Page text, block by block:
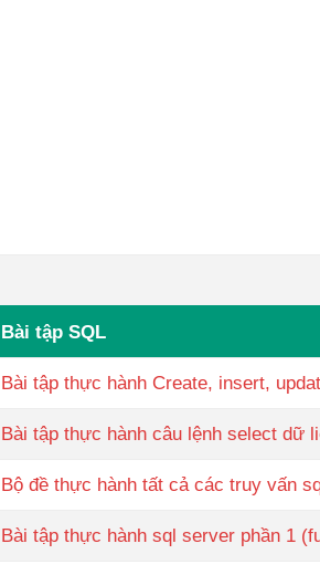
Bài tập SQL
Bài tập thực hành Create, insert,
Bài tập thực hành câu lệnh select dữ
Bộ đề thực hành tất cả các truy vấn
Bài tập thực hành sql server phần 1